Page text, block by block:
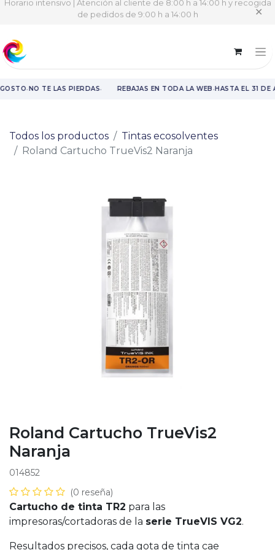
Horario intensivo | Atención al cliente de 8:00 h a 14:00 h y recogida
de pedidos de 9:00 h a 14:00 h
✕
·NO TE LAS PIERDAS· REBAJAS EN TODA LA WEB·HASTA EL 31 DE
Todos los productos
Tintas ecosolventes
Roland Cartucho TrueVis2 Naranja
Roland Cartucho TrueVis2
Naranja
014852
(0 reseña)
Cartucho de tinta TR2 para las
impresoras/cortadoras de la serie TrueVIS VG2.
Resultados precisos, cada gota de tinta cae